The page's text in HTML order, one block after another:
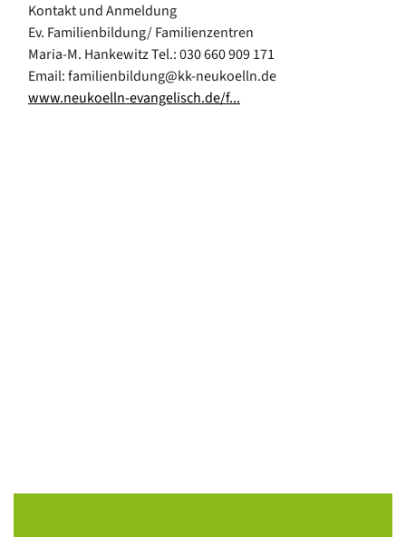
Kontakt und Anmeldung
Ev. Familienbildung/ Familienzentren
Maria-M. Hankewitz Tel.: 030 660 909 171
Email: familienbildung@kk-neukoelln.de
www.neukoelln-evangelisch.de/f...